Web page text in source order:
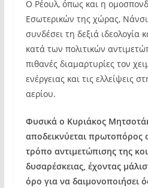
Ο Ρέουλ, όπως και η
Εσωτερικών της χώρας,
συνδέσει τη δεξιά ιδεολογία
κατά των πολιτικών
πιθανές διαμαρτυρίες τον
ενέργειας και τις ελλείψεις
αερίου.
Φυσικά ο Κυριάκος
αποδεικνύεται πρωτοπόρος
τρόπο αντιμετώπισης της
δυσαρέσκειας, έχοντας
όρο για να δαιμονοποιήσει